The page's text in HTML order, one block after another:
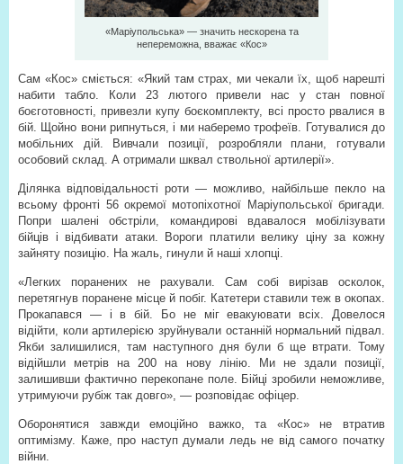
«Маріупольська» — значить нескорена та
непереможна, вважає «Кос»
Сам «Кос» сміється: «Який там страх, ми чекали їх, щоб нарешті
набити табло. Коли 23 лютого привели нас у стан повної
боєготовності, привезли купу боєкомплекту, всі просто рвалися в
бій. Щойно вони рипнуться, і ми наберемо трофеїв. Готувалися до
мобільних дій. Вивчали позиції, розробляли плани, готували
особовий склад. А отримали шквал ствольної артилерії».
Ділянка відповідальності роти — можливо, найбільше пекло на
всьому фронті 56 окремої мотопіхотної Маріупольської бригади.
Попри шалені обстріли, командирові вдавалося мобілізувати
бійців і відбивати атаки. Вороги платили велику ціну за кожну
зайняту позицію. На жаль, гинули й наші хлопці.
«Легких поранених не рахували. Сам собі вирізав осколок,
перетягнув поранене місце й побіг. Катетери ставили теж в окопах.
Прокапався — і в бій. Бо не міг евакуювати всіх. Довелося
відійти, коли артилерією зруйнували останній нормальний підвал.
Якби залишилися, там наступного дня були б ще втрати. Тому
відійшли метрів на 200 на нову лінію. Ми не здали позиції,
залишивши фактично перекопане поле. Бійці зробили неможливе,
утримуючи рубіж так довго», — розповідає офіцер.
Оборонятися завжди емоційно важко, та «Кос» не втратив
оптимізму. Каже, про наступ думали ледь не від самого початку
війни.